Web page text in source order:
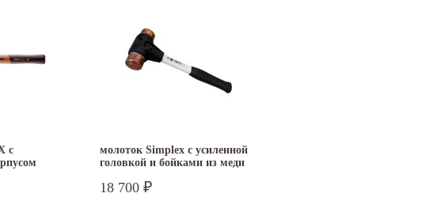
с
молоток Simplex с усиленной
головкой и бойками из меди
18 700 ₽